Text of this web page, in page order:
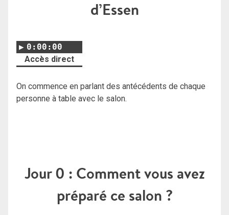
d’Essen
0:00:00
Accès direct
On commence en parlant des antécédents de chaque
personne à table avec le salon.
Jour 0 : Comment vous avez
préparé ce salon ?